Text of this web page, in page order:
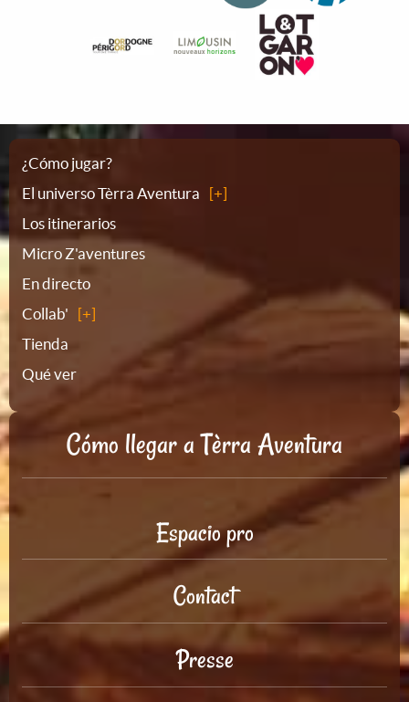
Plano
del
sitio
¿Cómo jugar?
El universo Tèrra Aventura
Los itinerarios
Micro Z'aventures
En directo
Collab'
Tienda
Qué ver
Cómo llegar a Tèrra Aventura
Espacio pro
Contact
Presse